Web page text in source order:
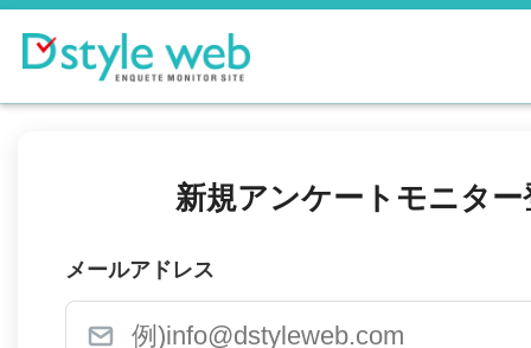
新規アンケートモニター
メールアドレス